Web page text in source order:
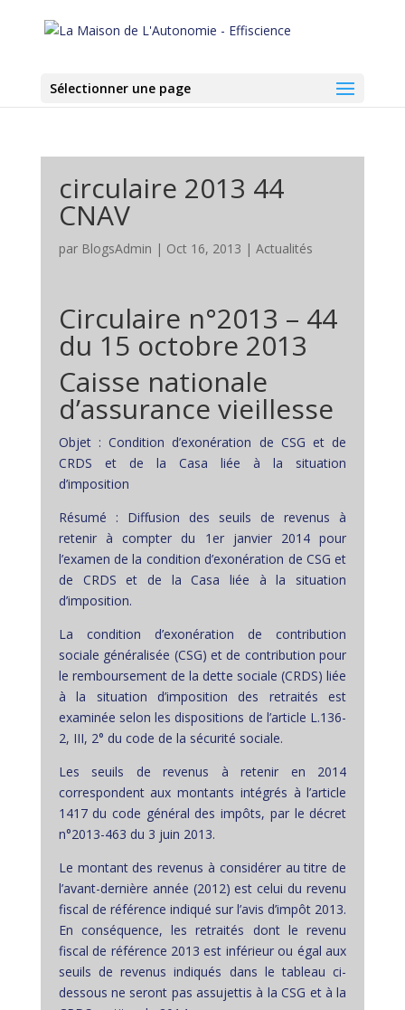
Sélectionner une page
circulaire 2013 44
CNAV
par BlogsAdmin | Oct 16, 2013 | Actualités
Circulaire n°2013 – 44
du 15 octobre 2013
Caisse nationale
d’assurance vieillesse
Objet : Condition d’exonération de CSG et de
CRDS et de la Casa liée à la situation
d’imposition
Résumé : Diffusion des seuils de revenus à
retenir à compter du 1er janvier 2014 pour
l’examen de la condition d’exonération de CSG et
de CRDS et de la Casa liée à la situation
d’imposition.
La condition d’exonération de contribution
sociale généralisée (CSG) et de contribution pour
le remboursement de la dette sociale (CRDS) liée
à la situation d’imposition des retraités est
examinée selon les dispositions de l’article L.136-
2, III, 2° du code de la sécurité sociale.
Les seuils de revenus à retenir en 2014
correspondent aux montants intégrés à l’article
1417 du code général des impôts, par le décret
n°2013-463 du 3 juin 2013.
Le montant des revenus à considérer au titre de
l’avant-dernière année (2012) est celui du revenu
fiscal de référence indiqué sur l’avis d’impôt 2013.
En conséquence, les retraités dont le revenu
fiscal de référence 2013 est inférieur ou égal aux
seuils de revenus indiqués dans le tableau ci-
dessous ne seront pas assujettis à la CSG et à la